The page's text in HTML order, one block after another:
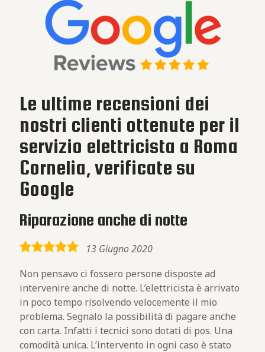
Le ultime recensioni dei
nostri clienti ottenute per il
servizio elettricista a Roma
Cornelia, verificate su
Google
Riparazione anche di notte
5,0
13 Giugno 2020
Non pensavo ci fossero persone disposte ad
intervenire anche di notte. L’elettricista è arrivato
in poco tempo risolvendo velocemente il mio
problema. Segnalo la possibilità di pagare anche
con carta. Infatti i tecnici sono dotati di pos. Una
comodità unica. L’intervento in ogni caso è stato